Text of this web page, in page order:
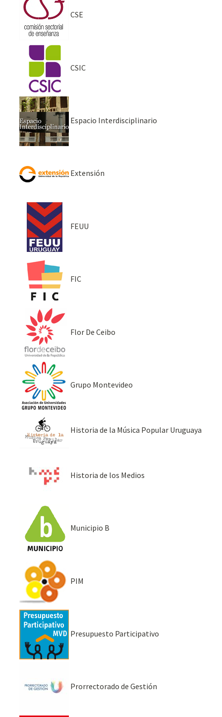
CSE
CSIC
Espacio Interdisciplinario
Extensión
FEUU
FIC
Flor De Ceibo
Grupo Montevideo
Historia de la Música Popular Uruguaya
Historia de los Medios
Municipio B
PIM
Presupuesto Participativo
Prorrectorado de Gestión